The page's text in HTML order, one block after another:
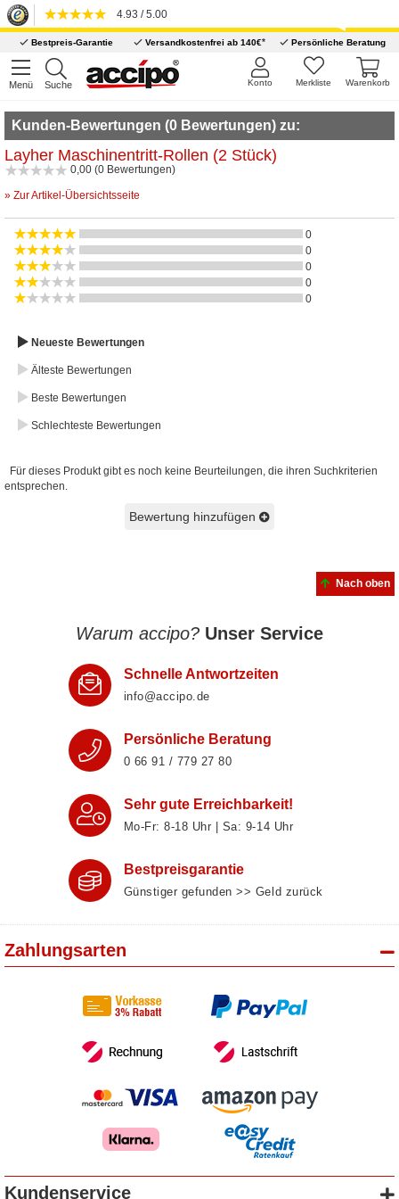
4.93 / 5.00
Bestpreis-Garantie Versandkostenfrei ab 140€* Persönliche Beratung
Menü Suche Warenkorb
Merkliste
Konto
Kunden-Bewertungen (0 Bewertungen) zu:
Layher Maschinentritt-Rollen (2 Stück)
0,00 (0 Bewertungen)
» Zur Artikel-Übersichtsseite
0
0
0
0
0
Neueste Bewertungen
Älteste Bewertungen
Beste Bewertungen
Schlechteste Bewertungen
Für dieses Produkt gibt es noch keine Beurteilungen, die ihren Suchkriterien
entsprechen.
Bewertung hinzufügen
Nach oben
Warum accipo? Unser Service
Schnelle Antwortzeiten
info@accipo.de
Persönliche Beratung
0 66 91 / 779 27 80
Sehr gute Erreichbarkeit!
Mo-Fr: 8‑18 Uhr | Sa: 9‑14 Uhr
Bestpreisgarantie
Günstiger gefunden >> Geld zurück
Zahlungsarten
Kundenservice